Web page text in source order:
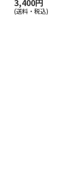
3,400円
(送料・税込)